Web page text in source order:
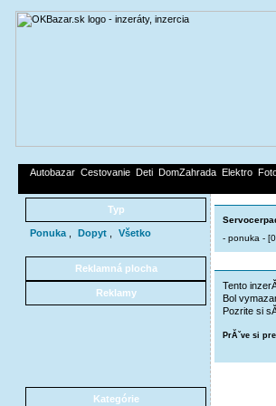
Autobazar Cestovanie Deti DomZahrada Elektro
Typ
Ponuka Dopyt Všetko
Reklamná plocha
Reklamy
Kategórie
- ponuka -
Tento
Bol
Pozrite si
PrĂˇve si